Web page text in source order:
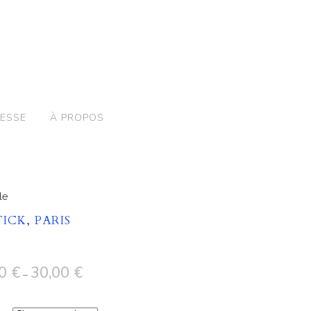
À PROPOS
PARIS
€– 30,00 €